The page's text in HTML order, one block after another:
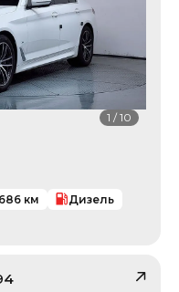
1 /10
км
Дизель